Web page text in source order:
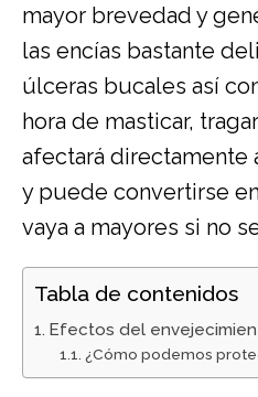
mayor brevedad y
las encías bastante
úlceras bucales así
hora de masticar,
afectará directamente
y puede convertirse
vaya a mayores si no
Tabla de contenidos
Efectos del
¿Cómo podemos